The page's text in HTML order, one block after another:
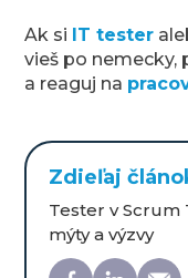
Ak si IT tester
vieš po nemecky,
a reaguj na
Zdieľaj
Tester v Scrum
mýty a výzvy